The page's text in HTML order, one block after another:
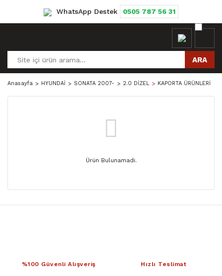
WhatsApp Destek 0505 787 56 31
ARA
Anasayfa HYUNDAİ SONATA 2007- 2.0 DİZEL KAPORTA ÜRÜNLERİ
Ürün Bulunamadı.
%100 Güvenli Alışveriş Hızlı Teslimat